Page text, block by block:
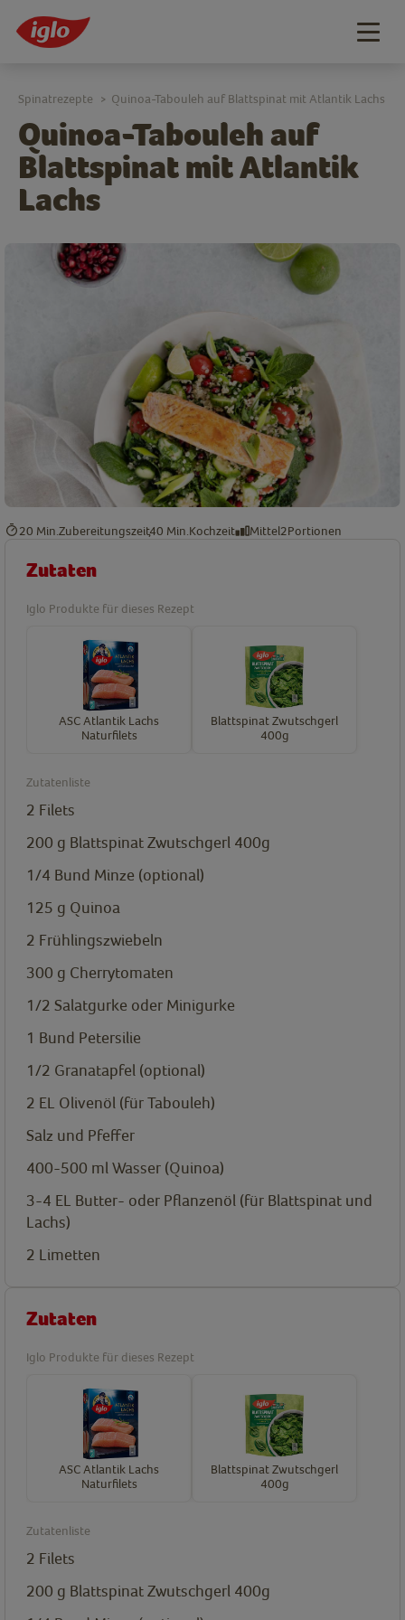
Quinoa-Tabouleh auf
Blattspinat mit Atlantik
Lachs
Spinatrezepte > Quinoa-Tabouleh auf Blattspinat mit Atlantik Lachs
20 Min. Zubereitungszeit40 Min. Kochzeit Mittel2Portionen
Zutaten
Iglo Produkte für dieses Rezept
ASC Atlantik Lachs
Naturfilets
Blattspinat Zwutschgerl
400g
Zutatenliste
2 Filets
200 g Blattspinat Zwutschgerl 400g
1/4 Bund Minze (optional)
125 g Quinoa
2 Frühlingszwiebeln
300 g Cherrytomaten
1/2 Salatgurke oder Minigurke
1 Bund Petersilie
1/2 Granatapfel (optional)
2 EL Olivenöl (für Tabouleh)
Salz und Pfeffer
400-500 ml Wasser (Quinoa)
3-4 EL Butter- oder Pflanzenöl (für Blattspinat und
Lachs)
2 Limetten
Zutaten
Iglo Produkte für dieses Rezept
ASC Atlantik Lachs
Naturfilets
Blattspinat Zwutschgerl
400g
Zutatenliste
2 Filets
200 g Blattspinat Zwutschgerl 400g